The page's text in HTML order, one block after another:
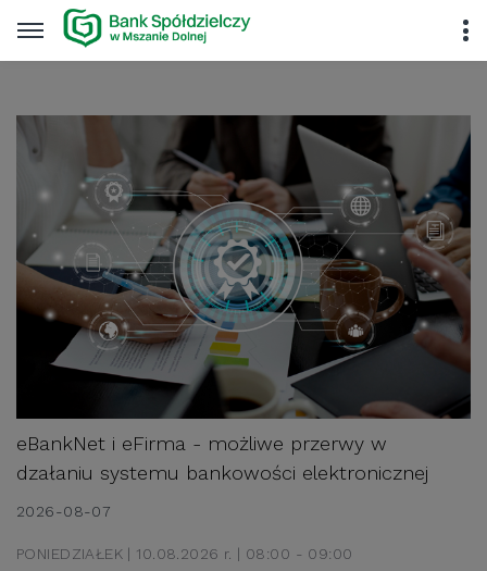
eBankNet i eFirma - możliwe przerwy w
dzałaniu systemu bankowości elektronicznej
2026-08-07
PONIEDZIAŁEK | 10.08.2026 r. | 08:00 - 09:00